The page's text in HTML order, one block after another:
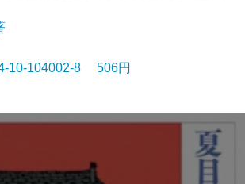
10-104002-8 506円